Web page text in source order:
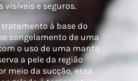
visíveis e seguros.
à base do
congelamento de uma
o uso de uma manta
a pele da região
meio da sucção, essa